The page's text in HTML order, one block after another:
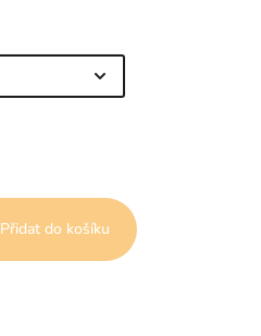
Přidat do košíku